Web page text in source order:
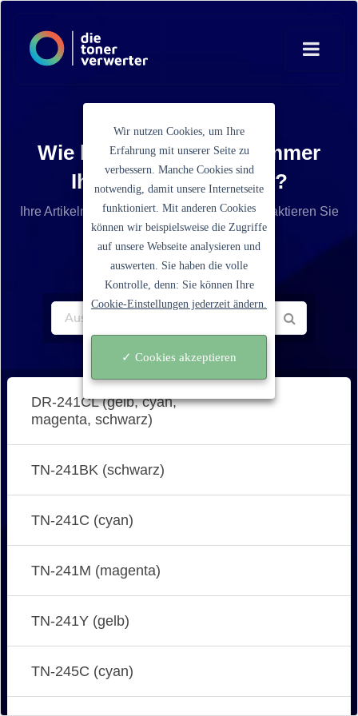
Wie lautet die Artikelnummer
Ihrer Tonerkartusche?
Ihre Artikelnummer ist nicht aufgelistet? Kontaktieren Sie
unseren Service.
DR-241CL (gelb, cyan,
magenta, schwarz)
TN-241BK (schwarz)
TN-241C (cyan)
TN-241M (magenta)
TN-241Y (gelb)
TN-245C (cyan)
Wir nutzen Cookies, um Ihre
Erfahrung mit unserer Seite zu
verbessern. Manche Cookies sind
notwendig, damit unsere Internetseite
funktioniert. Mit anderen Cookies
können wir beispielsweise die Zugriffe
auf unsere Webseite analysieren und
auswerten. Sie haben die volle
Kontrolle, denn: Sie können Ihre
Cookie-Einstellungen jederzeit ändern.
✓ Cookies akzeptieren